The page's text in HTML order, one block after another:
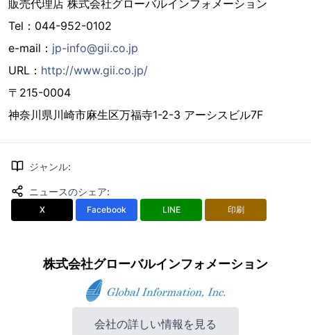
販売代理店 株式会社グローバルインフォメーション
Tel：044-952-0102
e-mail： jp-info@gii.co.jp
URL： http://www.gii.co.jp/
〒215-0004
神奈川県川崎市麻生区万福寺1-2-3 アーシスビル7F
ジャンル:
ニュースのシェア:
X Facebook LINE 印刷
株式会社グローバルインフォメーション
会社の詳しい情報を見る